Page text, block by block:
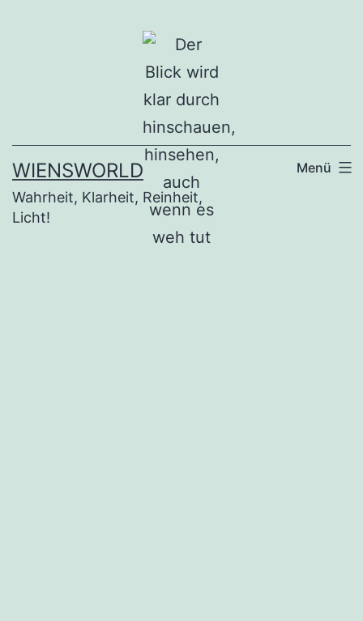
WIENSWORLD
Wahrheit, Klarheit, Reinheit,
Licht!
Menü